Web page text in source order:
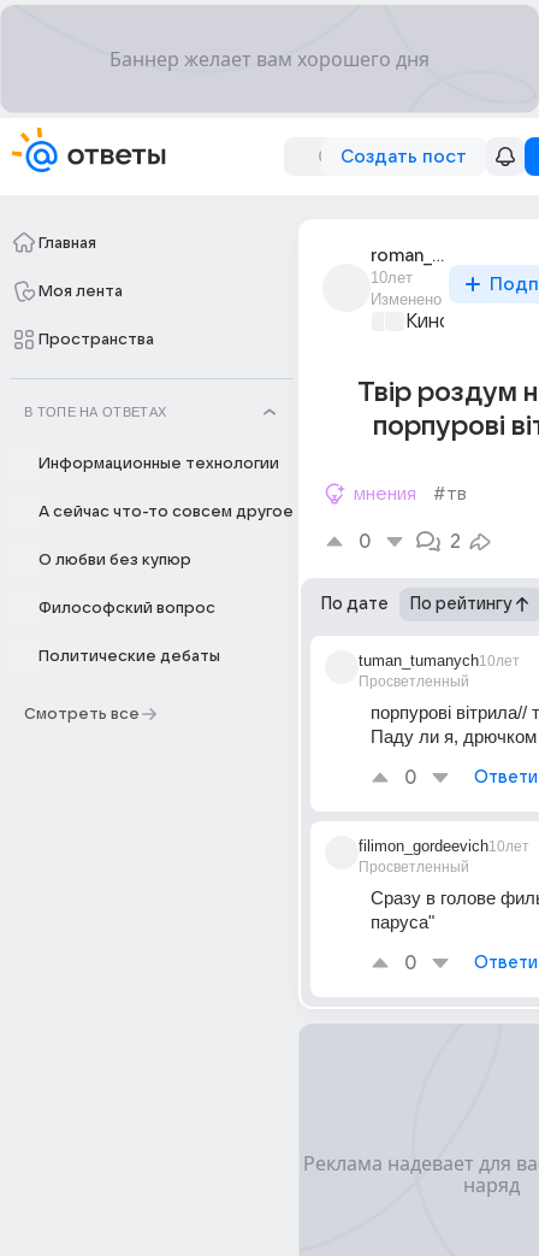
Создать пост
Главная
Моя лента
Пространства
В ТОПЕ НА ОТВЕТАХ
Информационные технологии
А сейчас что-то совсем другое
О любви без купюр
Философский вопрос
Политические дебаты
Смотреть все
roman_medinskii_6
10лет
Изменено
Киномания
Твір роздум
порпурові
мнения #тв
0 2
По дате По рейтингу
tuman_tumanych
Просветленный
10лет
порпурові
Паду ли я,
0
filimon_gordeevich
Просветленный
10лет
Сразу в голове
паруса"
0